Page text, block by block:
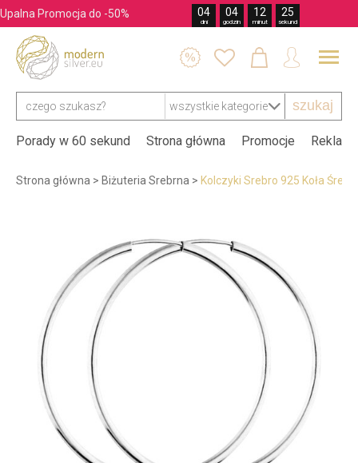
Upalna Promocja do -50% 04
dni
04
godzin
12
minut
24
sekund
szukaj
   
Porady w 60 sekund Strona główna Promocje
Strona główna > Biżuteria Srebrna > Kolczyki Srebro 925 Koła